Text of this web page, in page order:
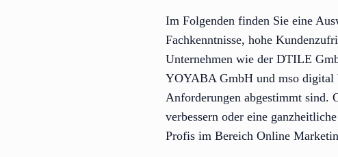
Im Folgenden finden Sie eine
Fachkenntnisse, hohe
Unternehmen wie der DTILE
YOYABA GmbH und mso digital
Anforderungen abgestimmt sind.
verbessern oder eine
Profis im Bereich Online